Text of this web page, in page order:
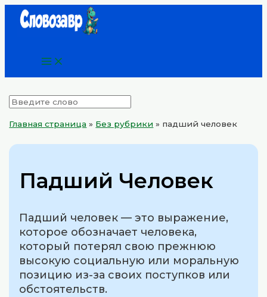
ПерейтиMain
Главная страница » Без рубрики » падший человек
Падший Человек
Падший человек — это выражение,
которое обозначает человека,
который потерял свою прежнюю
высокую социальную или моральную
позицию из-за своих поступков или
обстоятельств.